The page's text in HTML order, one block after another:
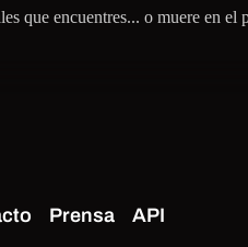
que encuentres... o muere en el